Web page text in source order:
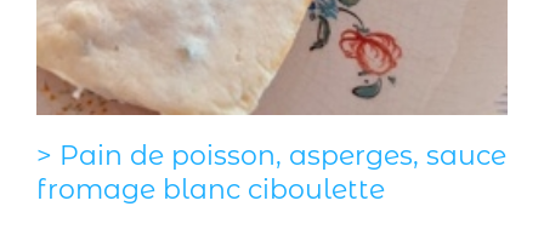
> Pain de poisson, asperges, sauce
fromage blanc ciboulette